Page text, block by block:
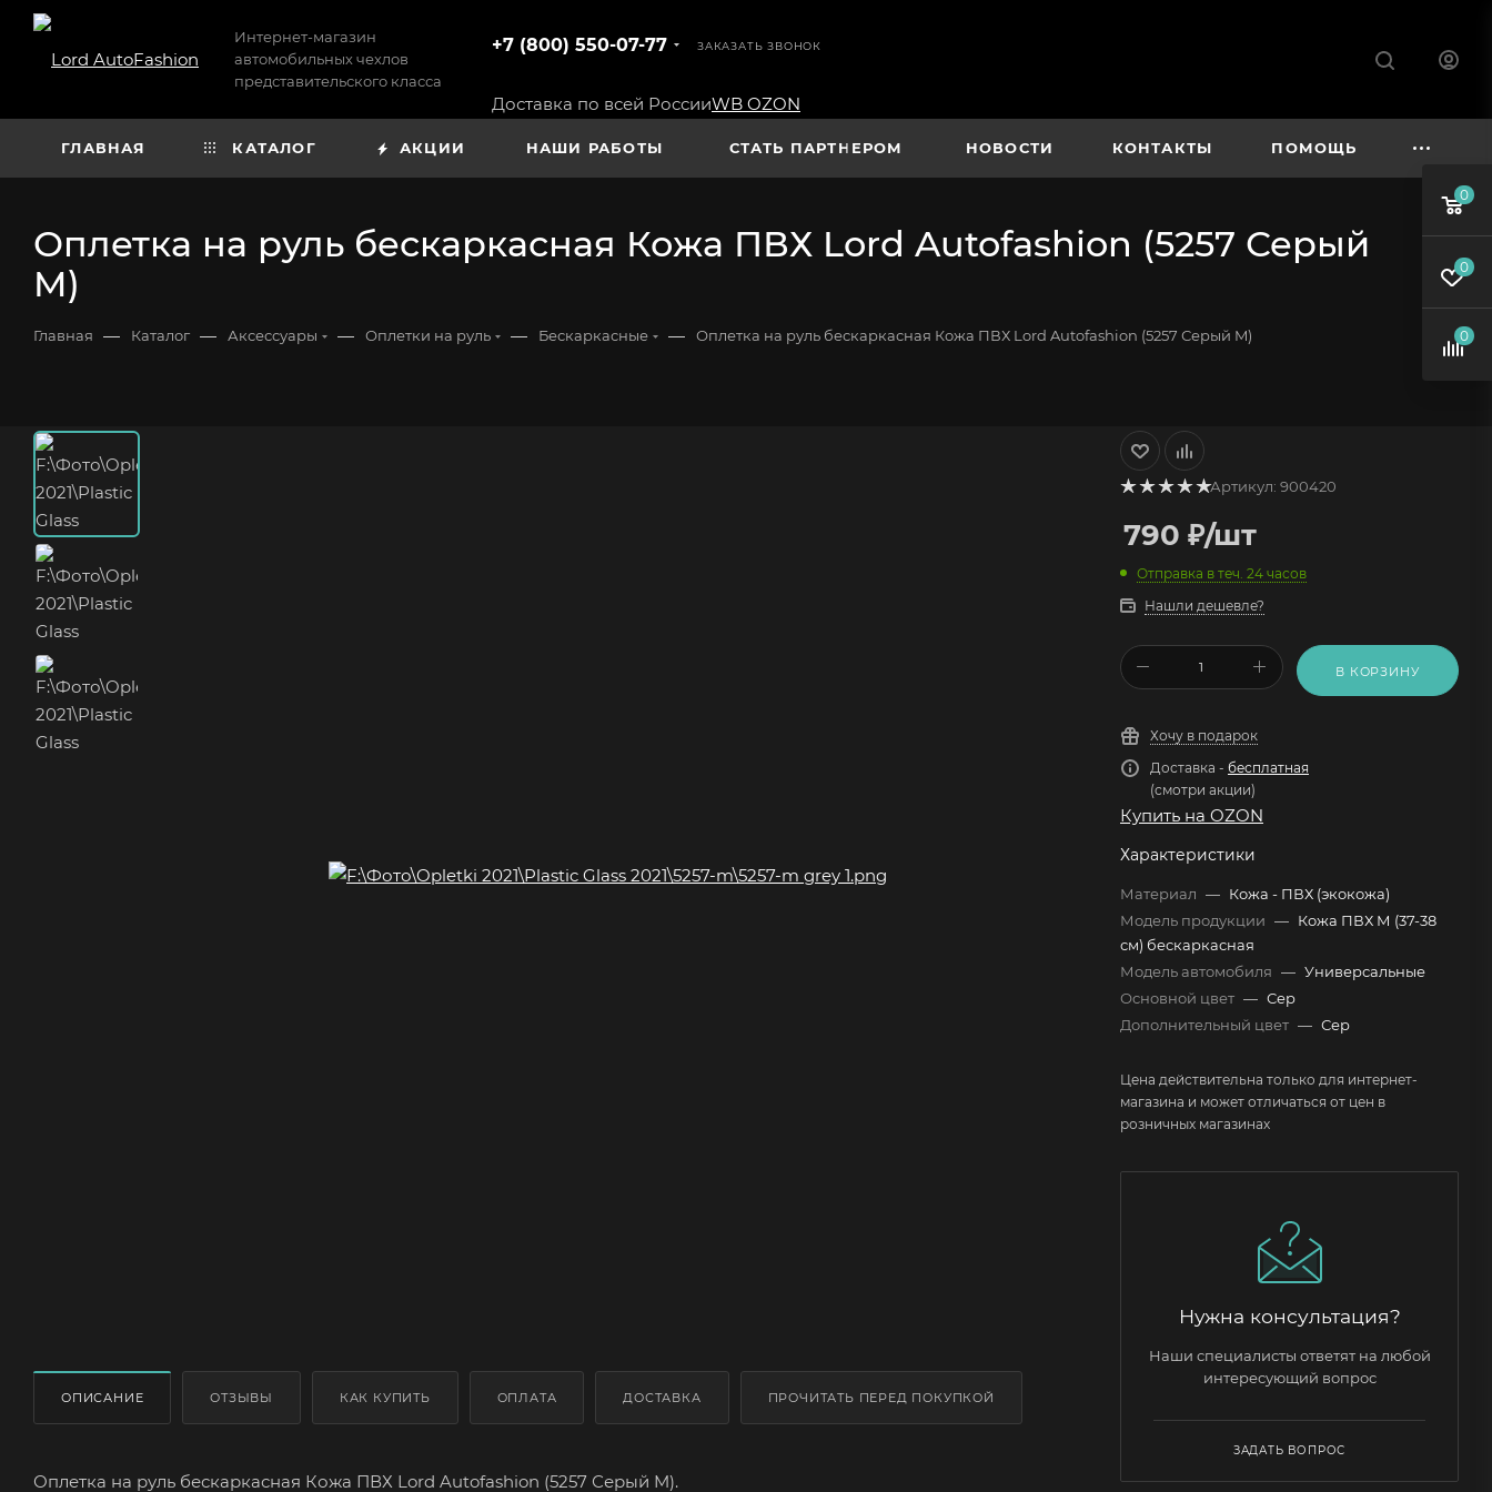
Интернет-магазин
автомобильных чехлов
представительского класса
+7 (800) 550-07-77 ЗАКАЗАТЬ ЗВОНОК
Доставка по всей РоссииWB OZON
ГЛАВНАЯ КАТАЛОГ АКЦИИ НАШИ РАБОТЫ СТАТЬ ПАРТНЕРОМ НОВОСТИ КОНТАКТЫ ПОМОЩЬ
Оплетка на руль бескаркасная Кожа ПВХ Lord Autofashion (5257 Серый
M)
Главная — Каталог — Аксессуары — Оплетки на руль — Бескаркасные — Оплетка на руль бескаркасная Кожа ПВХ Lord Autofashion (5257 Серый M)
ОПИСАНИЕ ОТЗЫВЫ КАК КУПИТЬ ОПЛАТА ДОСТАВКА ПРОЧИТАТЬ ПЕРЕД ПОКУПКОЙ
Оплетка на руль бескаркасная Кожа ПВХ Lord Autofashion (5257 Серый M).
Артикул: 900420
790 ₽/шт
Отправка в теч. 24 часов
Нашли дешевле?
В КОРЗИНУ
Хочу в подарок
Доставка - бесплатная
(смотри акции)
Купить на OZON
Характеристики
Материал — Кожа - ПВХ (экокожа)
Модель продукции — Кожа ПВХ М (37-38
см) бескаркасная
Модель автомобиля — Универсальные
Основной цвет — Сер
Дополнительный цвет — Сер
Цена действительна только для интернет-
магазина и может отличаться от цен в
розничных магазинах
Нужна консультация?
Наши специалисты ответят на любой
интересующий вопрос
ЗАДАТЬ ВОПРОС
0
0
0